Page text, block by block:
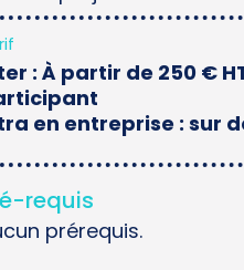
: À partir de 250 €
en entreprise : sur
requis
prérequis.